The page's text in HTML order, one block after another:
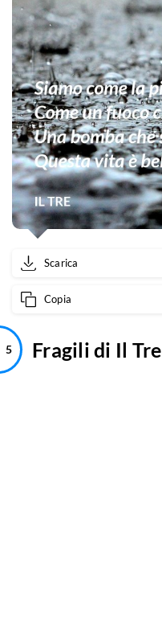
Scarica
Copia
Fragili di Il Tre